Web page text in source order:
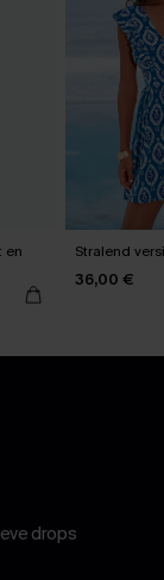
en Stralend
36,00 €
drops